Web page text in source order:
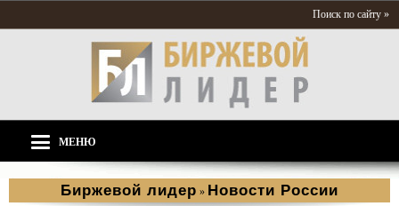
Поиск по сайту »
МЕНЮ
Биржевой лидер » Новости России